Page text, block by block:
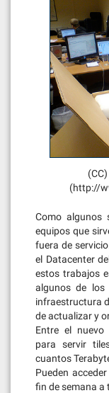
(http://
Como algunos
equipos que
fuera de
el Datacenter
estos trabajos
algunos de los
infraestructura
de actualizar y
Entre el
para servir
cuantos
Pueden
fin de semana a